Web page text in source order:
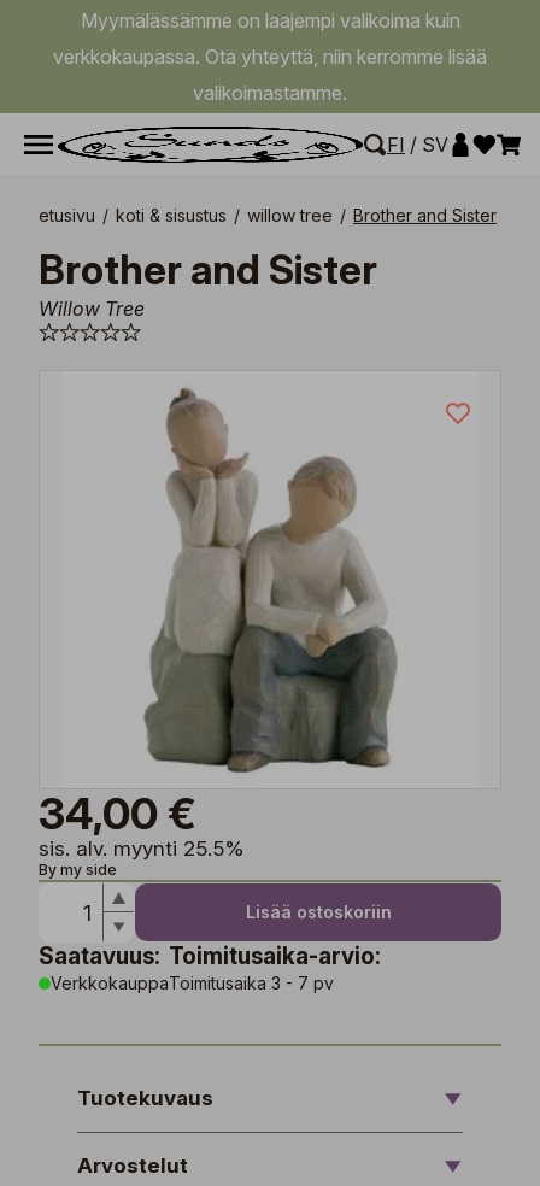
Myymälässämme on laajempi valikoima kuin
verkkokaupassa. Ota yhteyttä, niin kerromme lisää
valikoimastamme.
FI / SV
etusivu / koti & sisustus / willow tree / Brother and Sister
Brother and Sister
Willow Tree
34,00 €
sis. alv. myynti 25.5%
By my side
Lisää ostoskoriin
Saatavuus:
Verkkokauppa
Toimitusaika-arvio:
Toimitusaika 3 - 7 pv
Tuotekuvaus
Arvostelut